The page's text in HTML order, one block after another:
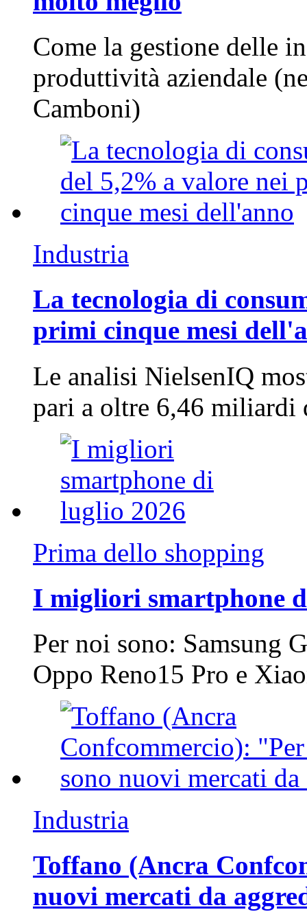
Come la gestione delle
produttività aziendale
Camboni)
Industria
La tecnologia di
primi cinque mesi
Le analisi NielsenIQ
pari a oltre 6,46
Prima dello shopping
I migliori smartphone
Per noi sono: Samsung
Oppo Reno15 Pro e
Industria
Toffano (Ancra
nuovi mercati da